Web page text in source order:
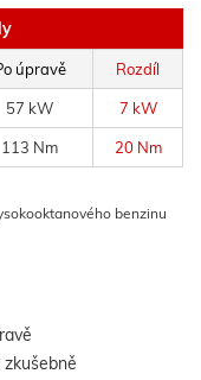
úpravě Rozdíl
57 kW 7 kW
113 Nm 20 Nm
benzinu